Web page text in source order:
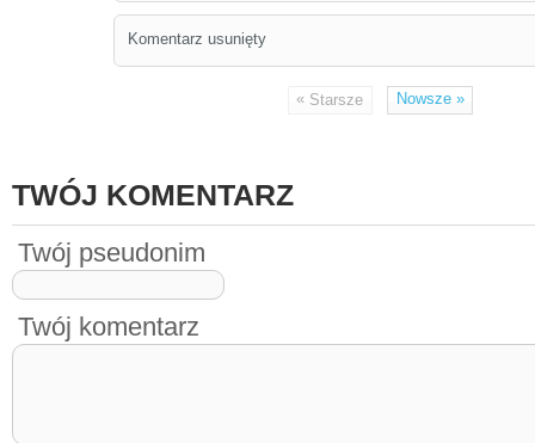
Komentarz usunięty
« Starsze Nowsze»
TWÓJ KOMENTARZ
Twój pseudonim
Twój komentarz